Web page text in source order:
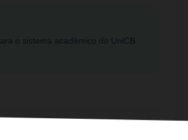
o sistema acadêmico do UniCB